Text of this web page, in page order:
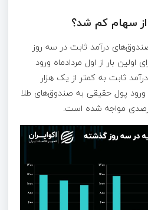
سهام کم شد؟
درآمد ثابت در سه روز
بار از اول مردادماه ورود
ثابت به کمتر از یک هزار
پول حقیقی به صندوق‌های طلا